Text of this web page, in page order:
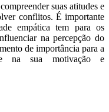
suas atitudes e
conflitos. É importante
empática tem para os
na percepção do
de importância para a
na sua motivação e